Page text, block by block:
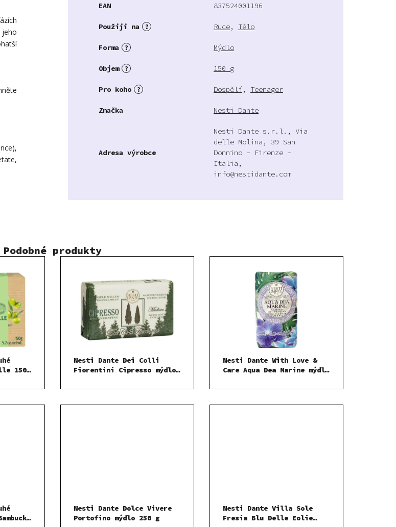
EAN 837524001196
?
Použiji na Ruce, Tělo
?
Forma Mýdlo
?
Objem 150 g
?
Pro koho Dospělí , Teenager
Značka Nesti Dante
Adresa výrobce
Nesti Dante s.r.l., Via
delle Molina, 39 San
Donnino - Firenze -
Italia,
info@nestidante.com
Podobné produkty
150
Nesti Dante Dei Colli
Fiorentini Cipresso mýdlo
Nesti Dante With Love &
Care Aqua Dea Marine mýdlo
Nesti Dante Dolce Vivere
Portofino mýdlo 250 g
Nesti Dante Villa Sole
Fresia Blu Delle Eolie